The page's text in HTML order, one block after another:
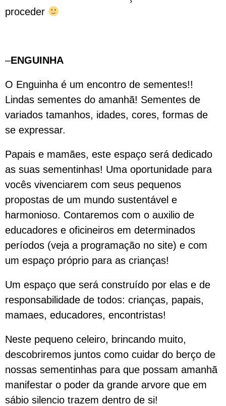
proceder
–ENGUINHA
O Enguinha é um encontro de sementes!!
Lindas sementes do amanhã! Sementes de
variados tamanhos, idades, cores, formas de
se expressar.
Papais e mamães, este espaço será dedicado
as suas sementinhas! Uma oportunidade para
vocês vivenciarem com seus pequenos
propostas de um mundo sustentável e
harmonioso. Contaremos com o auxilio de
educadores e oficineiros em determinados
períodos (veja a programação no site) e com
um espaço próprio para as crianças!
Um espaço que será construído por elas e de
responsabilidade de todos: crianças, papais,
mamaes, educadores, encontristas!
Neste pequeno celeiro, brincando muito,
descobriremos juntos como cuidar do berço de
nossas sementinhas para que possam amanhã
manifestar o poder da grande arvore que em
sábio silencio trazem dentro de si!